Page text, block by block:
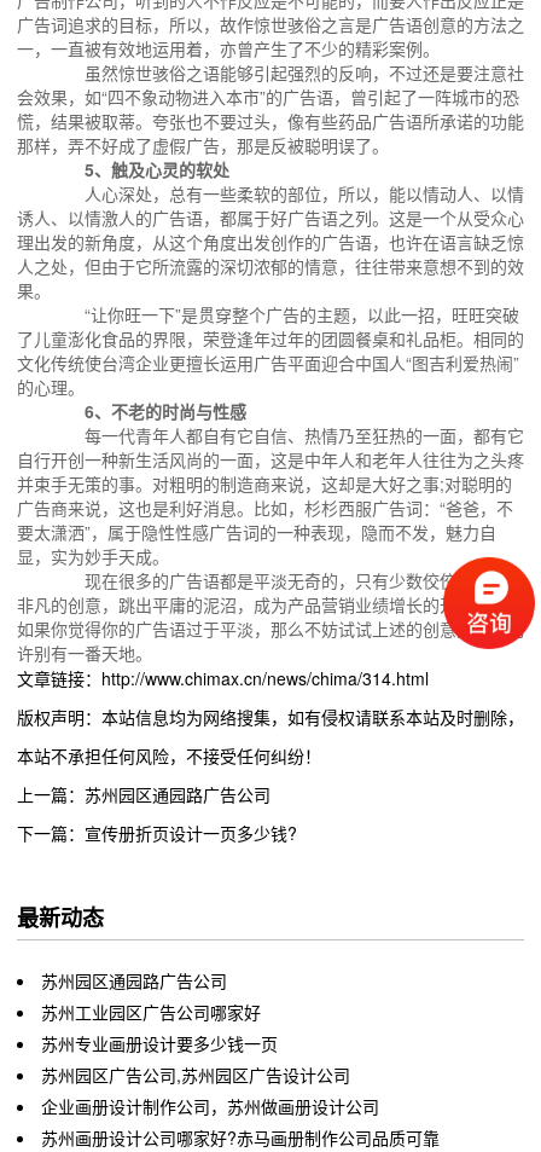
广告词追求的目标，所以，故作惊世骇俗之言是广告语创意的方法之
一，一直被有效地运用着，亦曾产生了不少的精彩案例。
虽然惊世骇俗之语能够引起强烈的反响，不过还是要注意社
会效果，如“四不象动物进入本市”的广告语，曾引起了一阵城市的恐
慌，结果被取蒂。夸张也不要过头，像有些药品广告语所承诺的功能
那样，弄不好成了虚假广告，那是反被聪明误了。
5、触及心灵的软处
人心深处，总有一些柔软的部位，所以，能以情动人、以情
诱人、以情激人的广告语，都属于好广告语之列。这是一个从受众心
理出发的新角度，从这个角度出发创作的广告语，也许在语言缺乏惊
人之处，但由于它所流露的深切浓郁的情意，往往带来意想不到的效
果。
“让你旺一下”是贯穿整个广告的主题，以此一招，旺旺突破
了儿童澎化食品的界限，荣登逢年过年的团圆餐桌和礼品柜。相同的
文化传统使台湾企业更擅长运用广告平面迎合中国人“图吉利爱热闹”
的心理。
6、不老的时尚与性感
每一代青年人都自有它自信、热情乃至狂热的一面，都有它
自行开创一种新生活风尚的一面，这是中年人和老年人往往为之头疼
并束手无策的事。对粗明的制造商来说，这却是大好之事;对聪明的
广告商来说，这也是利好消息。比如，杉杉西服广告词：“爸爸，不
要太潇洒”，属于隐性性感广告词的一种表现，隐而不发，魅力自
显，实为妙手天成。
现在很多的广告语都是平淡无奇的，只有少数佼佼者凭借着
非凡的创意，跳出平庸的泥沼，成为产品营销业绩增长的开路先锋。
如果你觉得你的广告语过于平淡，那么不妨试试上述的创意方法，也
许别有一番天地。
文章链接：http://www.chimax.cn/news/chima/314.html
版权声明：本站信息均为网络搜集，如有侵权请联系本站及时删除，
本站不承担任何风险，不接受任何纠纷！
上一篇：苏州园区通园路广告公司
下一篇：宣传册折页设计一页多少钱?
最新动态
苏州园区通园路广告公司
苏州工业园区广告公司哪家好
苏州专业画册设计要多少钱一页
苏州园区广告公司,苏州园区广告设计公司
企业画册设计制作公司，苏州做画册设计公司
苏州画册设计公司哪家好?赤马画册制作公司品质可靠